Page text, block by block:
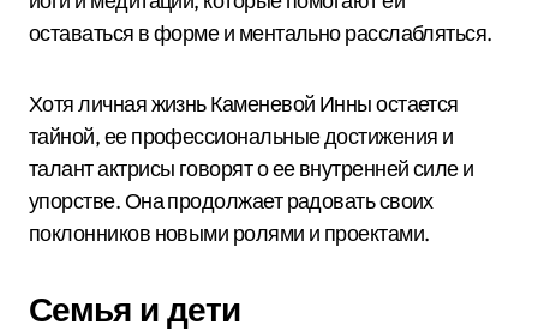
оставаться в форме и ментально расслабляться.
Хотя личная жизнь Каменевой Инны остается
тайной, ее профессиональные достижения и
талант актрисы говорят о ее внутренней силе и
упорстве. Она продолжает радовать своих
поклонников новыми ролями и проектами.
Семья и дети